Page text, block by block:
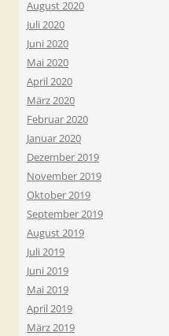
August 2020
Juli 2020
Juni 2020
Mai 2020
April 2020
März 2020
Februar 2020
Januar 2020
Dezember 2019
November 2019
Oktober 2019
September 2019
August 2019
Juli 2019
Juni 2019
Mai 2019
April 2019
März 2019